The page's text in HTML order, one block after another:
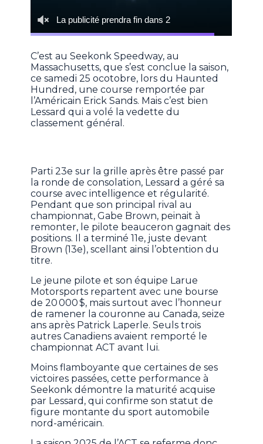
C’est au Seekonk Speedway, au
Massachusetts, que s’est conclue la saison,
ce samedi 25 ocotobre, lors du Haunted
Hundred, une course remportée par
l’Américain Erick Sands. Mais c’est bien
Lessard qui a volé la vedette du
classement général.
Parti 23e sur la grille après être passé par
la ronde de consolation, Lessard a géré sa
course avec intelligence et régularité.
Pendant que son principal rival au
championnat, Gabe Brown, peinait à
remonter, le pilote beauceron gagnait des
positions. Il a terminé 11e, juste devant
Brown (13e), scellant ainsi l’obtention du
titre.
Le jeune pilote et son équipe Larue
Motorsports repartent avec une bourse
de 20 000 $, mais surtout avec l’honneur
de ramener la couronne au Canada, seize
ans après Patrick Laperle. Seuls trois
autres Canadiens avaient remporté le
championnat ACT avant lui.
Moins flamboyante que certaines de ses
victoires passées, cette performance à
Seekonk démontre la maturité acquise
par Lessard, qui confirme son statut de
figure montante du sport automobile
nord-américain.